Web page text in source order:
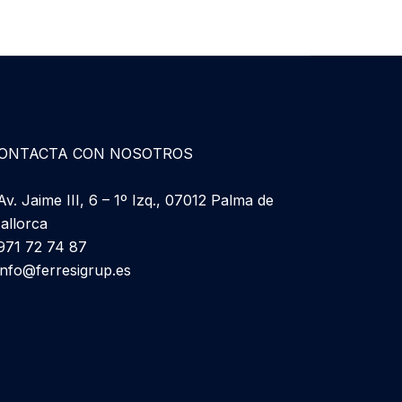
CON NOSOTROS
Jaime III, 6 – 1º Izq., 07012 Palma de
72 74 87